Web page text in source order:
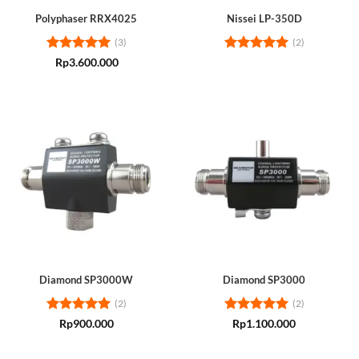
Polyphaser RRX4025
Rated5
(3)
Rp3.600.000
Nissei LP-350D
(2)
Diamond SP3000W
Rated5
(2)
Rp900.000
Diamond SP3000
Rated5
(2)
Rp1.100.000